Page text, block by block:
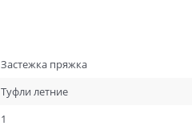
Застежка пряжка
Туфли летние
1